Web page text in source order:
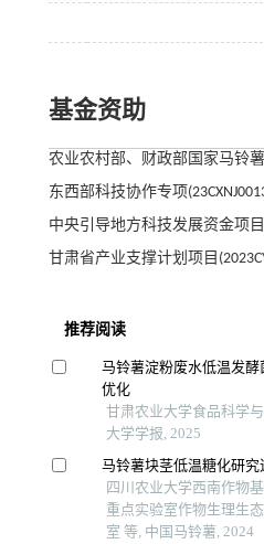
基金资助
农业农村部、财政部国家马铃薯
东西部科技协作专项
中央引导地方科技发展资金项目
甘肃省产业支撑计划项目